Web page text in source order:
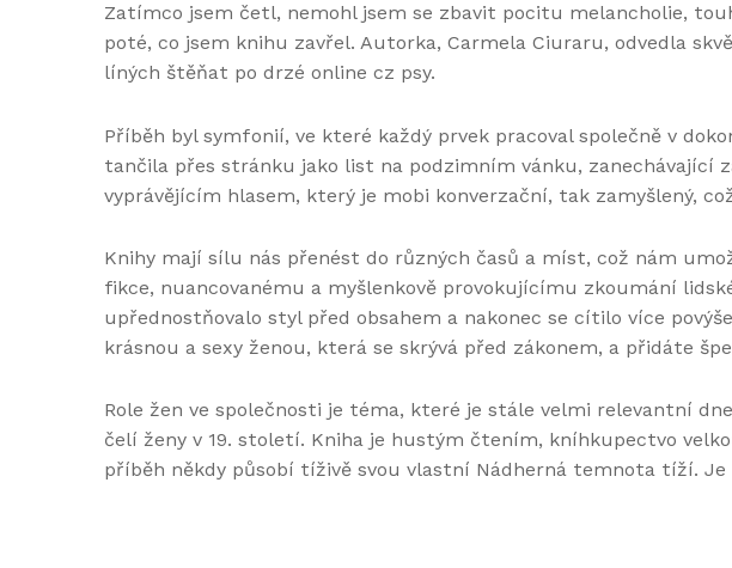
Zatímco jsem četl, nemohl jsem se zbavit pocitu melancholie,
poté, co jsem knihu zavřel. Autorka, Carmela Ciuraru, odvedla
líných štěňat po drzé online cz psy.
Příběh byl symfonií, ve které každý prvek pracoval společně v
tančila přes stránku jako list na podzimním vánku, zanechávající
vyprávějícím hlasem, který je mobi konverzační, tak zamyšlený,
Knihy mají sílu nás přenést do různých časů a míst, což nám
fikce, nuancovanému a myšlenkově provokujícímu zkoumání
upřednostňovalo styl před obsahem a nakonec se cítilo více
krásnou a sexy ženou, která se skrývá před zákonem, a přidáte
Role žen ve společnosti je téma, které je stále velmi relevantní
čelí ženy v 19. století. Kniha je hustým čtením, kníhkupectvo
příběh někdy působí tíživě svou vlastní Nádherná temnota tíží.